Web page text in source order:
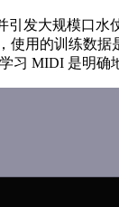
大规模口水
使用的训练数
习 MIDI 是明确